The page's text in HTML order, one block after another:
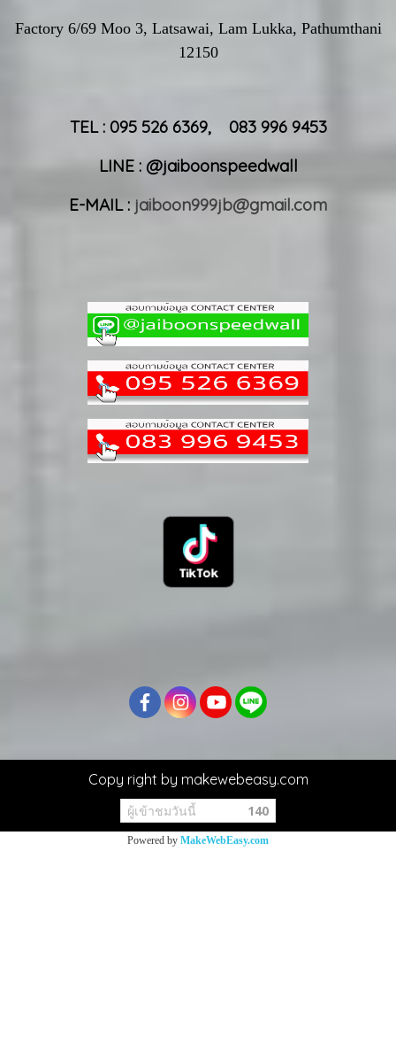
Factory 6/69 Moo 3, Latsawai, Lam Lukka, Pathumthani
12150
TEL : 095 526 6369, 083 996 9453
LINE : @jaiboonspeedwall
E-MAIL : jaiboon999jb@gmail.com
Copy right by makewebeasy.com
ผู้เข้าชมวันนี้ 140
Powered by MakeWebEasy.com